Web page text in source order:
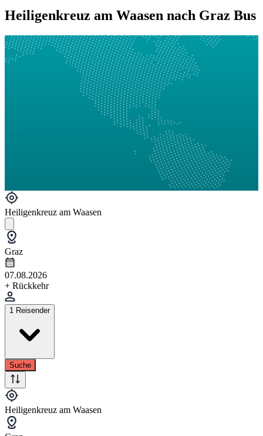
Heiligenkreuz am Waasen nach Graz Bus
Heiligenkreuz am Waasen
Graz
07.08.2026
+ Rückkehr
1 Reisender
Suche
Heiligenkreuz am Waasen